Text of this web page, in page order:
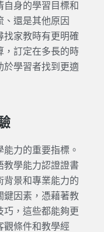
自身的學習目標和
、還是其他原因
找家教時有更明確
，訂定在多長的時
於學習者找到更適
力的重要指標。
教學能力認證證書
背景和專業能力的
鍵因素，憑藉著教
巧，這些都能夠更
觀條件和教學經